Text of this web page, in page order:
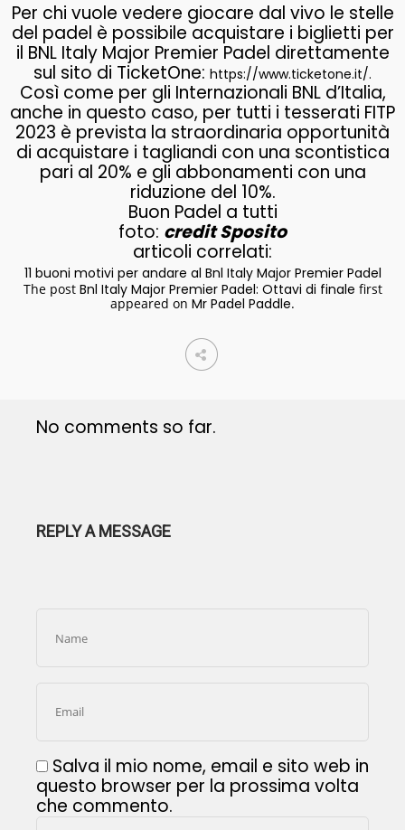
Per chi vuole vedere giocare dal vivo le stelle
del padel è possibile acquistare i biglietti per
il BNL Italy Major Premier Padel direttamente
sul sito di TicketOne: https://www.ticketone.it/.
Così come per gli Internazionali BNL d’Italia,
anche in questo caso, per tutti i tesserati FITP
2023 è prevista la straordinaria opportunità
di acquistare i tagliandi con una scontistica
pari al 20% e gli abbonamenti con una
riduzione del 10%.
Buon Padel a tutti
foto: credit Sposito
articoli correlati:
11 buoni motivi per andare al Bnl Italy Major Premier Padel
The post Bnl Italy Major Premier Padel: Ottavi di finale first
appeared on Mr Padel Paddle.
No comments so far.
REPLY A MESSAGE
Salva il mio nome, email e sito web in
questo browser per la prossima volta
che commento.